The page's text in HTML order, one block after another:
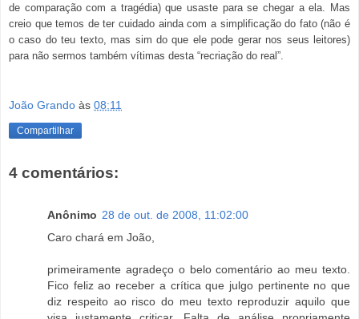
de comparação com a tragédia) que usaste para se chegar a ela. Mas
creio que temos de ter cuidado ainda com a simplificação do fato (não é
o caso do teu texto, mas sim do que ele pode gerar nos seus leitores)
para não sermos também vítimas desta “recriação do real”.
João Grando às 08:11
Compartilhar
4 comentários:
Anônimo 28 de out. de 2008, 11:02:00
Caro chará em João,
primeiramente agradeço o belo comentário ao meu texto.
Fico feliz ao receber a crítica que julgo pertinente no que
diz respeito ao risco do meu texto reproduzir aquilo que